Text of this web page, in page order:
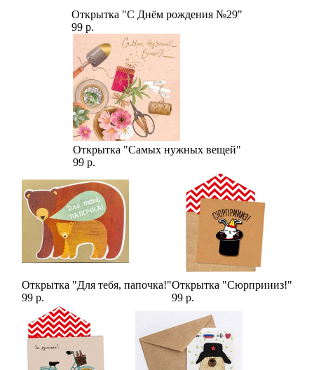
Открытка "С Днём рождения №29"
99 р.
Открытка "Самых нужных вещей"
99 р.
Открытка "Для тебя, папочка!"
99 р.
Открытка "Сюрприииз!"
99 р.